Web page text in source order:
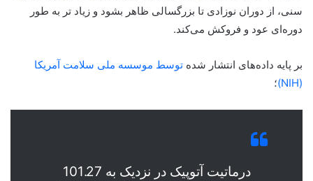
سنی، از دوران نوزادی تا بزرگسالی ظاهر بشود و زیاد تر به طور
دوره‌ای عود و فروکش می‌کند.
بر پایه داده‌های انتشار شده توسط موسسه ملی سلامت آمریکا
(NIH)
؛
درماتیت آتوپیک در نزدیک به 101.27